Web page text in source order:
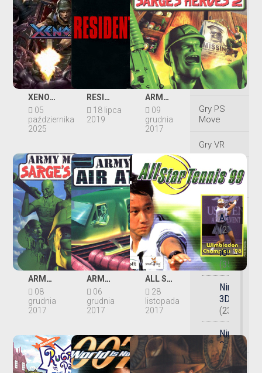
XENO CRISIS
05
października
2025
RESIDENT EVIL 2 (1998)
18 lipca
2019
ARMY MEN: SARGE'S HEROES 2
09
grudnia
2017
ARMY MEN: SARGE'S HEROES
08
grudnia
2017
ARMY MEN: AIR ATTACK
06
grudnia
2017
ALL STAR TENNIS '99
28
listopada
2017
Gry na
dwóch
Gry dla
dzieci
Gry Kinect
Gry PS
Move
Gry VR
Platforma
sprzętowa
Android
(278)
iOS
(352)
Nintendo
3DS
(233)
Nintendo
Switch
2
(79)
Gatunek